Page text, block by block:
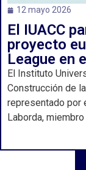
12 mayo 2026
El IUACC
proyecto
League en
El Instituto
Construcción de
representado por
Laborda,